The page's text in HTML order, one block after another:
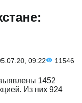
09:22 11546
1452
Из них 924